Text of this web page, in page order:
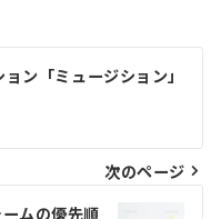
ン「ミュージション」
次のページ
ムの優先順